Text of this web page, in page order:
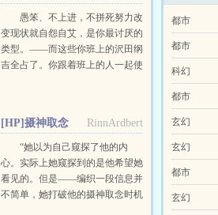
想型！？
愚笨、不上进，不拼死努力改
变现状就自怨自艾，是你最讨厌的
类型。——而这些你班上的沢田纲
吉全占了。你跟着班上的人一起使
大成人版本的沢田纲吉！他那副模
样、从容又自带气场的气质、温柔
到能化出水的眼眸，没有一个不占
了你的理想型的特点，简直是你见
过最完美的理想型了！！从此，你
RinnArdbert
[HP]摄神取念
“她以为自己窥探了他的内
心。实际上她窥探到的是他希望她
看见的。但是——编织一段信息并
不简单，她打破他的摄神取念时机
都市
都市
科幻
都市
玄幻
玄幻
都市
玄幻